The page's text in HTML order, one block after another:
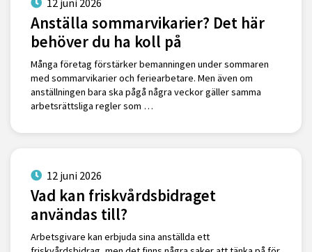
12 juni 2026
Anställa sommarvikarier? Det här
behöver du ha koll på
Många företag förstärker bemanningen under sommaren
med sommarvikarier och feriearbetare. Men även om
anställningen bara ska pågå några veckor gäller samma
arbetsrättsliga regler som …
12 juni 2026
Vad kan friskvårdsbidraget
användas till?
Arbetsgivare kan erbjuda sina anställda ett